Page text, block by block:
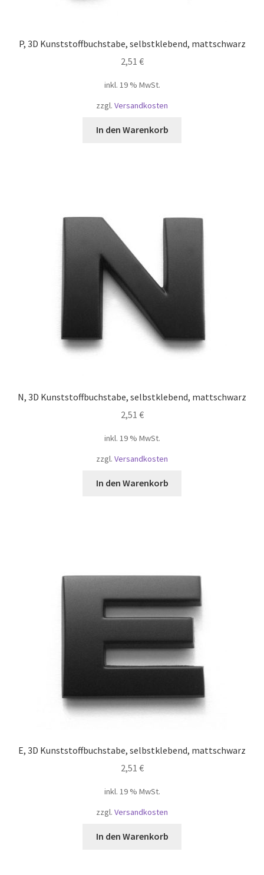
Оформить заказ
P, 3D Kunststoffbuchstabe, selbstklebend, mattschwarz
2,51 €
inkl. 19 % MwSt.
zzgl. Versandkosten
In den Warenkorb
N, 3D Kunststoffbuchstabe, selbstklebend, mattschwarz
2,51 €
inkl. 19 % MwSt.
zzgl. Versandkosten
In den Warenkorb
E, 3D Kunststoffbuchstabe, selbstklebend, mattschwarz
2,51 €
inkl. 19 % MwSt.
zzgl. Versandkosten
In den Warenkorb